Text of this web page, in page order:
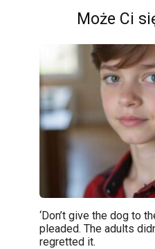
Może Ci
‘Don’t give the dog to
pleaded. The adults
regretted it.